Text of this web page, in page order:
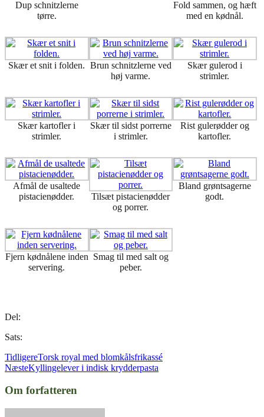
Dup schnitzlerne
tørre.
Fold sammen, og hæft
med en kødnål.
Skær et snit i folden. Brun schnitzlerne ved
høj varme.
Skær gulerod i
strimler.
Skær kartofler i
strimler.
Skær til sidst porrerne
i strimler.
Rist gulerødder og
kartofler.
Afmål de usaltede
pistacienødder.
Tilsæt pistacienødder
og porrer.
Bland grøntsagerne
godt.
Fjern kødnålene inden
servering.
Smag til med salt og
peber.
Del:
Sats:
TidligereTorsk royal med blomkålsfrikassé
NæsteKyllingelever i indisk krydderpasta
Om forfatteren